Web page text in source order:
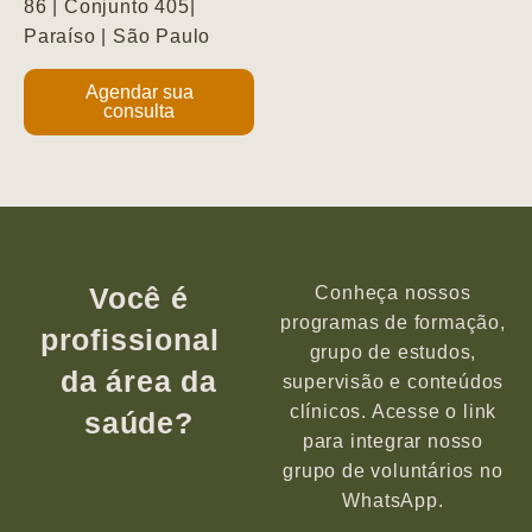
86 | Conjunto 405|
Paraíso | São Paulo
Agendar sua
consulta
Você é
profissional
da área da
saúde?
Conheça nossos
programas de formação,
grupo de estudos,
supervisão e conteúdos
clínicos. Acesse o link
para integrar nosso
grupo de voluntários no
WhatsApp.